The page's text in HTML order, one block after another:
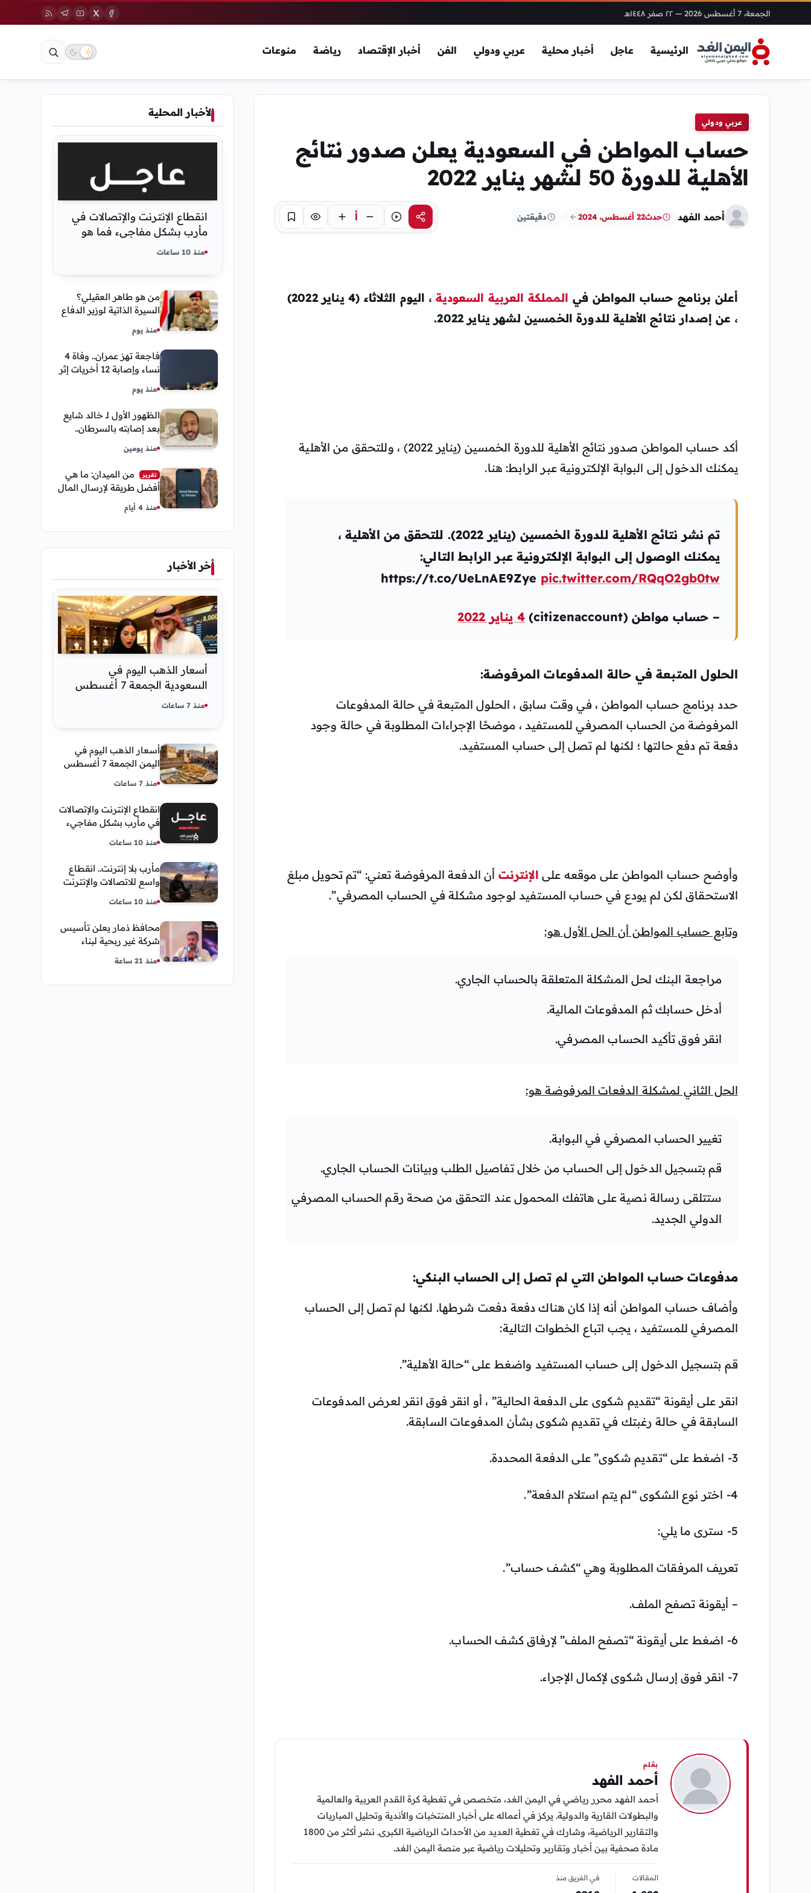
الجمعة، 7 أغسطس 2026 — ٢٢ صفر ١٤٤٨هـ
الرئيسية عاجل أخبار محلية عربي ودولي الفن أخبار الإقتصاد رياضة منوعات
عربي ودولي
حساب المواطن في السعودية يعلن صدور نتائج
الأهلية للدورة 50 لشهر يناير 2022
أحمد الفهد حدث22 أغسطس، 2024 دقيقتين مشاركةاستماع أ تركيز حفظ
أعلن برنامج حساب المواطن في المملكة العربية السعودية
، اليوم الثلاثاء (4 يناير 2022)
، عن إصدار نتائج الأهلية للدورة الخمسين لشهر يناير 2022.
أكد حساب المواطن صدور نتائج الأهلية للدورة الخمسين (يناير 2022) ، وللتحقق من الأهلية
يمكنك الدخول إلى البوابة الإلكترونية عبر الرابط: هنا.
تم نشر نتائج الأهلية للدورة الخمسين (يناير 2022). للتحقق من الأهلية ،
يمكنك الوصول إلى البوابة الإلكترونية عبر الرابط التالي:
https://t.co/UeLnAE9Zye pic.twitter.com/RQqO2gb0tw
– حساب مواطن (citizenaccount) 4 يناير 2022
الحلول المتبعة في حالة المدفوعات المرفوضة:
حدد برنامج حساب المواطن ، في وقت سابق ، الحلول المتبعة في حالة المدفوعات
المرفوضة من الحساب المصرفي للمستفيد ، موضحًا الإجراءات المطلوبة في حالة وجود
دفعة تم دفع حالتها ؛ لكنها لم تصل إلى حساب المستفيد.
وأوضح حساب المواطن على موقعه على الإنترنت أن الدفعة المرفوضة تعني: “تم تحويل مبلغ
الاستحقاق لكن لم يودع في حساب المستفيد لوجود مشكلة في الحساب المصرفي”.
وتابع حساب المواطن أن الحل الأول هو:
مراجعة البنك لحل المشكلة المتعلقة بالحساب الجاري.
أدخل حسابك ثم المدفوعات المالية.
انقر فوق تأكيد الحساب المصرفي.
الحل الثاني لمشكلة الدفعات المرفوضة هو:
تغيير الحساب المصرفي في البوابة.
قم بتسجيل الدخول إلى الحساب من خلال تفاصيل الطلب وبيانات الحساب الجاري.
ستتلقى رسالة نصية على هاتفك المحمول عند التحقق من صحة رقم الحساب المصرفي
الدولي الجديد.
مدفوعات حساب المواطن التي لم تصل إلى الحساب البنكي:
وأضاف حساب المواطن أنه إذا كان هناك دفعة دفعت شرطها. لكنها لم تصل إلى الحساب
المصرفي للمستفيد ، يجب اتباع الخطوات التالية:
قم بتسجيل الدخول إلى حساب المستفيد واضغط على “حالة الأهلية”.
انقر على أيقونة “تقديم شكوى على الدفعة الحالية” ، أو انقر فوق انقر لعرض المدفوعات
السابقة في حالة رغبتك في تقديم شكوى بشأن المدفوعات السابقة.
3- اضغط على “تقديم شكوى” على الدفعة المحددة.
4- اختر نوع الشكوى “لم يتم استلام الدفعة”.
5- سترى ما يلي:
تعريف المرفقات المطلوبة وهي “كشف حساب”.
– أيقونة تصفح الملف.
6- اضغط على أيقونة “تصفح الملف” لإرفاق كشف الحساب.
7- انقر فوق إرسال شكوى لإكمال الإجراء.
بقلم
أحمد الفهد
أحمد الفهد محرر رياضي في اليمن الغد، متخصص في تغطية كرة القدم العربية والعالمية
والبطولات القارية والدولية. يركز في أعماله على أخبار المنتخبات والأندية وتحليل المباريات
والتقارير الرياضية، وشارك في تغطية العديد من الأحداث الرياضية الكبرى. نشر أكثر من 1800
مادة صحفية بين أخبار وتقارير وتحليلات رياضية عبر منصة اليمن الغد.
المقالات في الفريق منذ
الأخبار المحلية
انقطاع الإنترنت والإتصالات في
مأرب بشكل مفاجيء فما هو
سبب ذلك
منذ 10 ساعات
من هو طاهر العقيلي؟
السيرة الذاتية لوزير الدفاع
مناصبه
منذ يوم
فاجعة تهز عمران.. وفاة 4
نساء وإصابة 12 أخريات إثر
اجتماعية
منذ يوم
الظهور الأول لـ خالد شايع
بعد إصابته بالسرطان..
رحلة العلاج
منذ يومين
تقرير
من الميدان: ما هي
أفضل طريقة لإرسال المال
إلى اليمن من السعودية
وأمريكا
منذ 4 أيام
أخر الأخبار
أسعار الذهب اليوم في
السعودية الجمعة 7 أغسطس
2026 — تحديث مباشر
منذ 7 ساعات
أسعار الذهب اليوم في
اليمن الجمعة 7 أغسطس
وعدن
منذ 7 ساعات
انقطاع الإنترنت والإتصالات
في مأرب بشكل مفاجيء
منذ 10 ساعات
مأرب بلا إنترنت.. انقطاع
واسع للاتصالات والإنترنت
المحافظة
منذ 10 ساعات
محافظ ذمار يعلن تأسيس
شركة غير ربحية لبناء
منذ 21 ساعة